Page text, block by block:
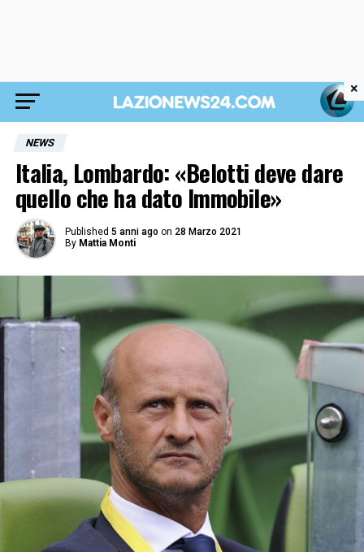
NEWS
Italia, Lombardo: «Belotti deve dare
quello che ha dato Immobile»
Published 5 anni ago on 28 Marzo 2021
By Mattia Monti
×